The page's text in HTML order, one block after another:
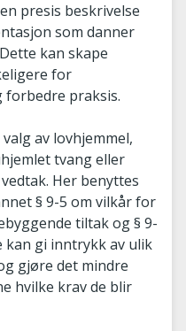
presis beskrivelse
som danner
kan skape
for
forbedre praksis.
av lovhjemmel,
tvang eller
Her benyttes
§ 9-5 om vilkår for
tiltak og § 9-
kan gi inntrykk av ulik
gjøre det mindre
hvilke krav de blir